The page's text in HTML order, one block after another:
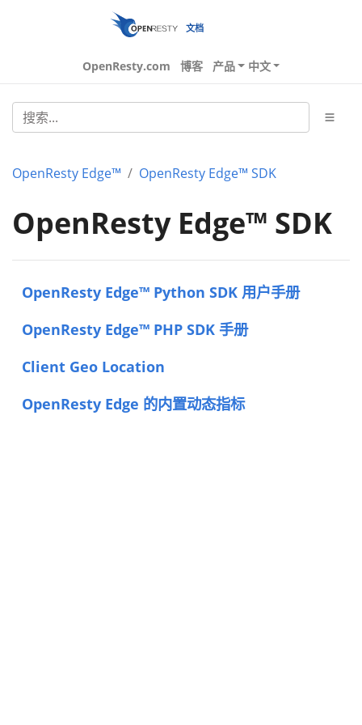
文档
OpenResty.com 博客 产品 中文
OpenResty Edge™ OpenResty Edge™ SDK
OpenResty Edge™ SDK
OpenResty Edge™ Python SDK 用户手册
OpenResty Edge™ PHP SDK 手册
Client Geo Location
OpenResty Edge 的内置动态指标